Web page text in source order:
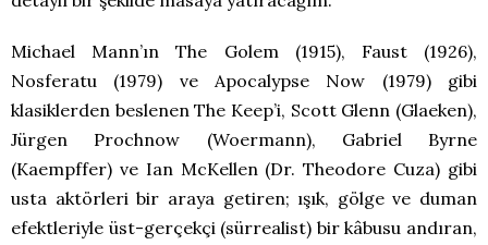
Michael Mann’ın The Golem (1915), Faust (1926),
Nosferatu (1979) ve Apocalypse Now (1979) gibi
klasiklerden beslenen The Keep’i, Scott Glenn (Glaeken),
Jürgen Prochnow (Woermann), Gabriel Byrne
(Kaempffer) ve Ian McKellen (Dr. Theodore Cuza) gibi
usta aktörleri bir araya getiren; ışık, gölge ve duman
efektleriyle üst-gerçekçi (sürrealist) bir kâbusu andıran,